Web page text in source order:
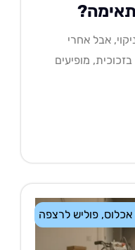
אחרי
לרצפה